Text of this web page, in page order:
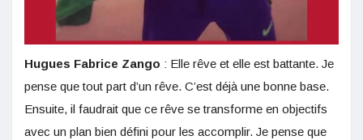
Hugues Fabrice Zango : Elle rêve et elle est battante. Je
pense que tout part d’un rêve. C’est déjà une bonne base.
Ensuite, il faudrait que ce rêve se transforme en objectifs
avec un plan bien défini pour les accomplir. Je pense que